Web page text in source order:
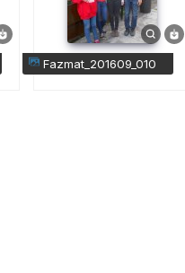
fazmat_201609_010